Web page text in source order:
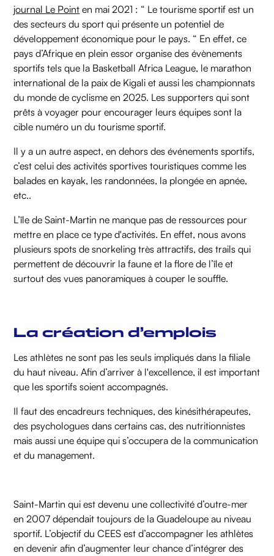
journal Le Point en mai 2021 : “ Le tourisme sportif est un
des secteurs du sport qui présente un potentiel de
développement économique pour le pays. “ En effet, ce
pays d’Afrique en plein essor organise des évènements
sportifs tels que la Basketball Africa League, le marathon
international de la paix de Kigali et aussi les championnats
du monde de cyclisme en 2025. Les supporters qui sont
prêts à voyager pour encourager leurs équipes sont la
cible numéro un du tourisme sportif.
Il y a un autre aspect, en dehors des événements sportifs,
c’est celui des activités sportives touristiques comme les
balades en kayak, les randonnées, la plongée en apnée,
etc..
L’île de Saint-Martin ne manque pas de ressources pour
mettre en place ce type d'activités. En effet, nous avons
plusieurs spots de snorkeling très attractifs, des trails qui
permettent de découvrir la faune et la flore de l’île et
surtout des vues panoramiques à couper le souffle.
La création d’emplois
Les athlètes ne sont pas les seuls impliqués dans la filiale
du haut niveau. Afin d’arriver à l'excellence, il est important
que les sportifs soient accompagnés.
Il faut des encadreurs techniques, des kinésithérapeutes,
des psychologues dans certains cas, des nutritionnistes
mais aussi une équipe qui s’occupera de la communication
et du management.
Saint-Martin qui est devenu une collectivité d’outre-mer
en 2007 dépendait toujours de la Guadeloupe au niveau
sportif. L’objectif du CEES est d’accompagner les athlètes
en devenir afin d’augmenter leur chance d’intégrer des